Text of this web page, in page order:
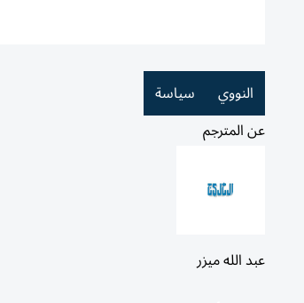
النووي
سياسة
عن المترجم
عبد الله ميزر